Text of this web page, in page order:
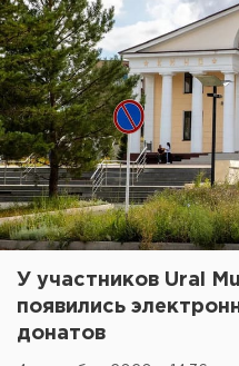
У участников Ural
появились
донатов